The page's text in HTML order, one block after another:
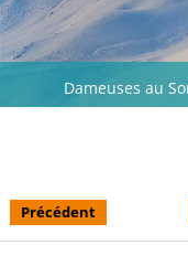
Dameuses au
Précédent